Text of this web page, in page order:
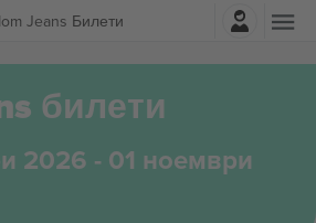
Jeans БилетиНајави се
билети
2026 - 01 ноември